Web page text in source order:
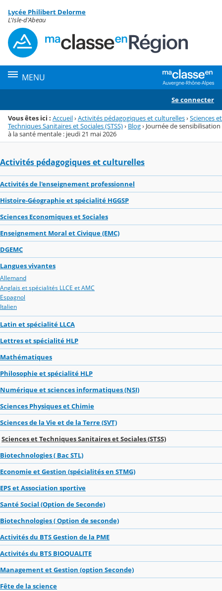
Menu de la rubrique
Contenu
Lycée Philibert Delorme
L'Isle-d'Abeau
MENU
Se connecter
Vous êtes ici : Accueil›Activités pédagogiques et culturelles›Sciences et
Techniques Sanitaires et Sociales (STSS)› Blog› Journée de sensibilisation
à la santé mentale : jeudi 21 mai 2026
Activités pédagogiques et culturelles
Activités de l'enseignement professionnel
Histoire-Géographie et spécialité HGGSP
Sciences Economiques et Sociales
Enseignement Moral et Civique (EMC)
DGEMC
Langues vivantes
Allemand
Anglais et spécialités LLCE et AMC
Espagnol
Italien
Latin et spécialité LLCA
Lettres et spécialité HLP
Mathématiques
Philosophie et spécialité HLP
Numérique et sciences informatiques (NSI)
Sciences Physiques et Chimie
Sciences de la Vie et de la Terre (SVT)
Sciences et Techniques Sanitaires et Sociales (STSS)
Biotechnologies ( Bac STL)
Economie et Gestion (spécialités en STMG)
EPS et Association sportive
Santé Social (Option de Seconde)
Biotechnologies ( Option de seconde)
Activités du BTS Gestion de la PME
Activités du BTS BIOQUALITE
Management et Gestion (option Seconde)
Fête de la science